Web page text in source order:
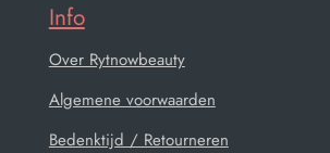
Info
Over Rytnowbeauty
Algemene voorwaarden
Bedenktijd / Retourneren